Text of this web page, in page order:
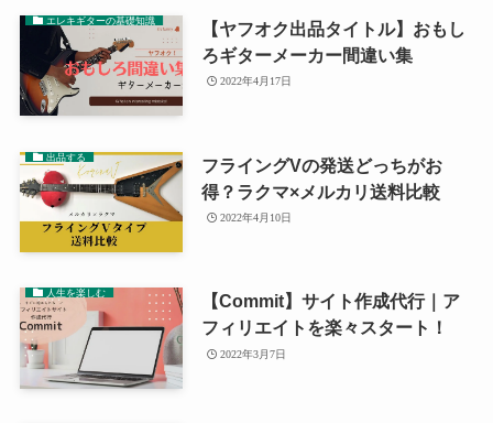
エレキギターの基礎知識
【ヤフオク出品タイトル】おもし
ろギターメーカー間違い集
2022年4月17日
出品する
フライングVの発送どっちがお
得？ラクマ×メルカリ送料比較
2022年4月10日
人生を楽しむ
【Commit】サイト作成代行｜ア
フィリエイトを楽々スタート！
2022年3月7日